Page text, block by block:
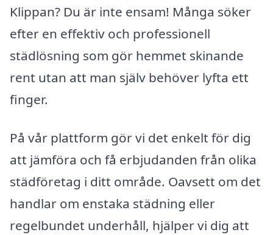
Klippan? Du är inte ensam! Många söker
efter en effektiv och professionell
städlösning som gör hemmet skinande
rent utan att man själv behöver lyfta ett
finger.
På vår plattform gör vi det enkelt för dig
att jämföra och få erbjudanden från olika
städföretag i ditt område. Oavsett om det
handlar om enstaka städning eller
regelbundet underhåll, hjälper vi dig att